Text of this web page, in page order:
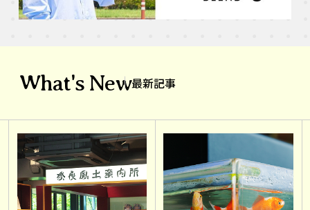
What's New最新記事